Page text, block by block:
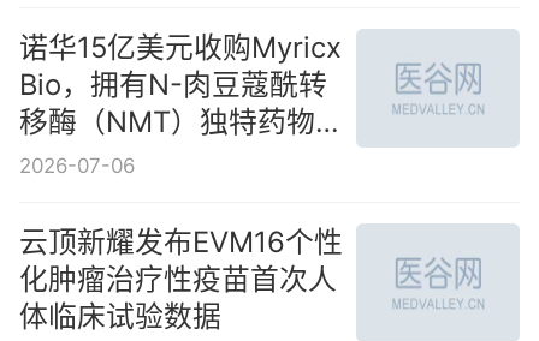
诺华15亿美元收购Myricx
Bio，拥有N-肉豆蔻酰转
移酶（NMT）独特药物开
发机制
2026-07-06
云顶新耀发布EVM16个性
化肿瘤治疗性疫苗首次人
体临床试验数据